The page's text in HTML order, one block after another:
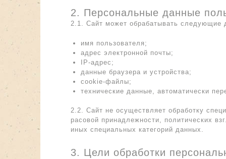
2. Персональные данные
2.1. Сайт может обрабатывать следующие
имя пользователя;
адрес электронной почты;
IP-адрес;
данные браузера и устройства;
cookie-файлы;
технические данные, автоматически
2.2. Сайт не осуществляет обработку
расовой принадлежности, политических
иных специальных категорий данных.
3. Цели обработки